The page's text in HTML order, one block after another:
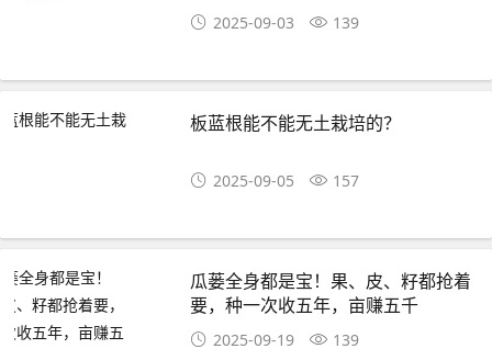
2025-09-03 139
板蓝根能不能无土栽培的？
2025-09-05 157
瓜蒌全身都是宝！果、皮、籽都抢着
要，种一次收五年，亩赚五千
2025-09-19 139